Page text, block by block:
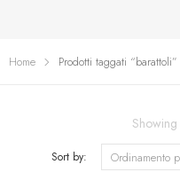
Home Prodotti taggati “barattoli”
Showing
Sort by: